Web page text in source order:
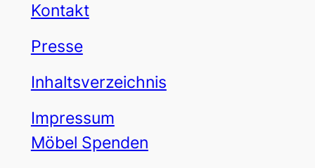
Kontakt
Presse
Inhaltsverzeichnis
Impressum
Möbel Spenden